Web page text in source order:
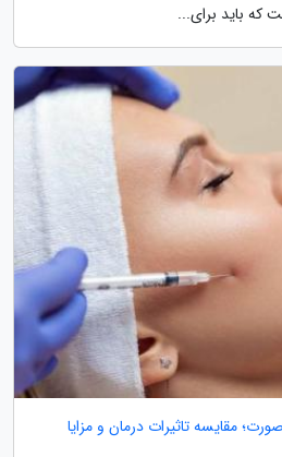
که باید برای...
مقایسه تاثیرات درمان و مزایا